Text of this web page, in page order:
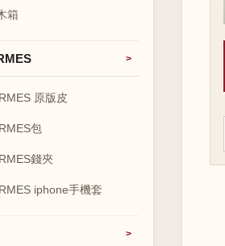
箱
原版皮
包
錢夾
iphone手機套